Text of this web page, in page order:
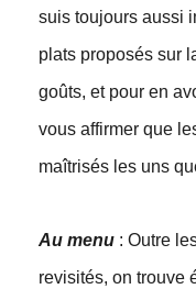
suis toujours aussi
plats proposés sur
goûts, et pour en
vous affirmer que
maîtrisés les uns
Au menu: Outre
revisités, on trouve